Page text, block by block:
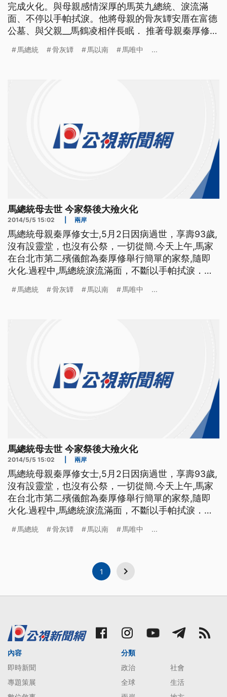
完成火化。與母親感情深厚的馬英九總統、淚流滿
面、不停以手帕拭淚。他將母親的骨灰罈安厝在富德
公墓、與父親__馬鶴凌相伴長眠． 推著母親秦厚修女
親送最後一程．馬家人在歌聲中，送別秦厚修，代表
馬總統 骨灰罈 馬以南 馬唯中 ...
馬總統母去世 今家祭後大殮火化
2014/5/5 15:02 兩岸
馬總統母親秦厚修女士,5月2日因病過世，享壽93歲,
沒有設靈堂，也沒有公祭，一切從簡.今天上午,馬家
在台北市第二殯儀館為秦厚修舉行簡單的家祭,隨即
火化.過程中,馬總統淚流滿面，不斷以手帕拭淚．隨
骨灰罈，將母親安厝在富德公墓，與馬總統的父親馬
馬總統 骨灰罈 馬以南 馬唯中 ...
馬總統母去世 今家祭後大殮火化
2014/5/5 15:02 兩岸
馬總統母親秦厚修女士,5月2日因病過世，享壽93歲,
沒有設靈堂，也沒有公祭，一切從簡.今天上午,馬家
在台北市第二殯儀館為秦厚修舉行簡單的家祭,隨即
火化.過程中,馬總統淚流滿面，不斷以手帕拭淚．隨
骨灰罈，將母親安厝在富德公墓，與馬總統的父親馬
馬總統 骨灰罈 馬以南 馬唯中 ...
1
內容
即時新聞
專題策展
分類
政治
社會
全球
生活